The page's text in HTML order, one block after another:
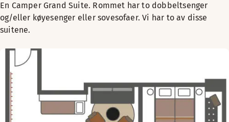
En Camper Grand Suite. Rommet har to dobbeltsenger
og/eller køyesenger eller sovesofaer. Vi har to av disse
suitene.